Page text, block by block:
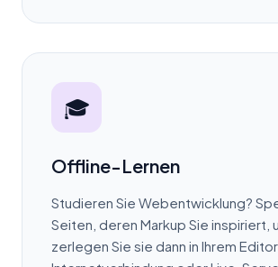
🎓
Offline-Lernen
Studieren Sie Webentwicklung?
Seiten, deren Markup Sie inspiriert,
zerlegen Sie sie dann in Ihrem